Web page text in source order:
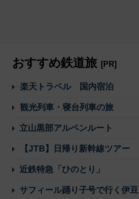
おすすめ鉄道旅 [PR]
楽天トラベル 国内宿泊
観光列車・寝台列車の旅
立山黒部アルペンルート
【JTB】日帰り新幹線ツアー
近鉄特急「ひのとり」
サフィール踊り子号で行く伊豆